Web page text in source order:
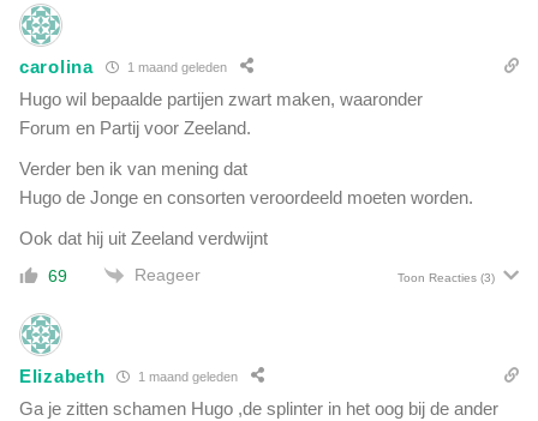
carolina 1 maand geleden
Hugo wil bepaalde partijen zwart maken, waaronder
Forum en Partij voor Zeeland.
Verder ben ik van mening dat
Hugo de Jonge en consorten veroordeeld moeten worden.
Ook dat hij uit Zeeland verdwijnt
69 Reageer Toon Reacties (3)
Elizabeth 1 maand geleden
Ga je zitten schamen Hugo ,de splinter in het oog bij de ander